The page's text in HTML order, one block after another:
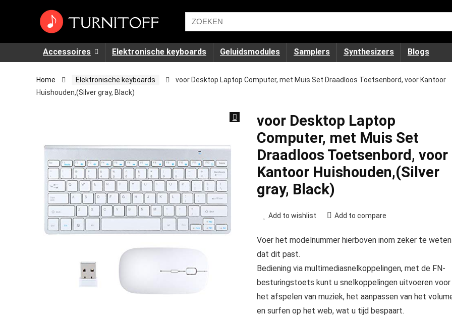
Accessoires Elektronische keyboards Geluidsmodules Samplers Synthesizers Blogs
Home Elektronische keyboards
voor Desktop Laptop Computer, met Muis Set Draadloos Toetsenbord, voor Kantoor
Huishouden,(Silver gray, Black)
voor Desktop Laptop
Computer, met Muis Set
Draadloos Toetsenbord, voor
Kantoor Huishouden,(Silver
gray, Black)
Add to wishlist Add to compare
Voer het modelnummer hierboven inom zeker te weten
dat dit past.
Bediening via multimediasnelkoppelingen, met de FN-
besturingstoets kunt u snelkoppelingen uitvoeren voor
het afspelen van muziek, het aanpassen van het
en surfen op het web, wat u tijd bespaart.